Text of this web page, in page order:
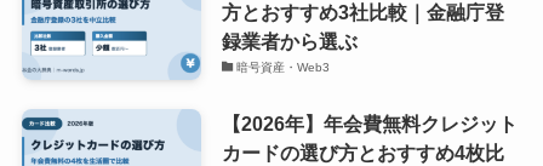
方とおすすめ3社比較｜金融庁登
録業者から選ぶ
暗号資産・Web3
【2026年】年会費無料クレジット
カードの選び方とおすすめ4枚比